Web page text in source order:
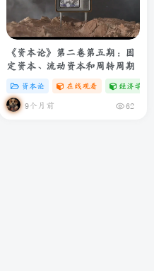
# zibll # C
《资本论》第二卷第五期：固
定资本、流动资本和周转周期
资本论 在线观看 经济学专
9个月前 62